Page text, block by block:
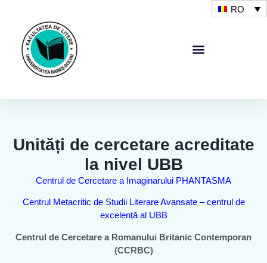
RO
Unități de cercetare acreditate
la nivel UBB
Centrul de Cercetare a Imaginarului PHANTASMA
Centrul Metacritic de Studii Literare Avansate – centrul de
excelență al UBB
Centrul de Cercetare a Romanului Britanic Contemporan
(CCRBC)